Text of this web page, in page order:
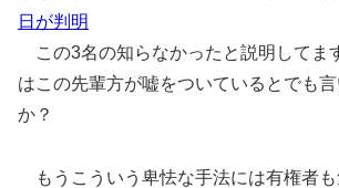
日が判明
この3名の知らなかったと説明してま
はこの先輩方が嘘をついているとでも
か？
もうこういう卑怯な手法には有権者も